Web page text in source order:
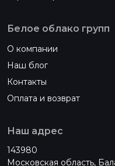
Белое облако групп
О компании
Наш блог
Контакты
Оплата и возврат
Наш адрес
143980
Московская область,